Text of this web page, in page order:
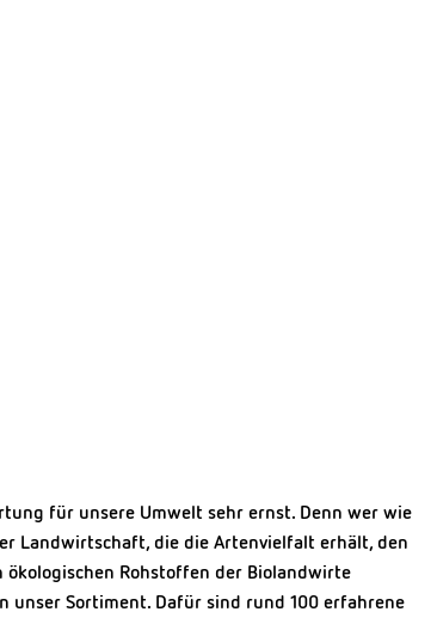
für unsere Umwelt sehr ernst. Denn wer wie
Landwirtschaft, die die Artenvielfalt erhält, den
Rohstoffen der Biolandwirte
unser Sortiment. Dafür sind rund 100 erfahrene